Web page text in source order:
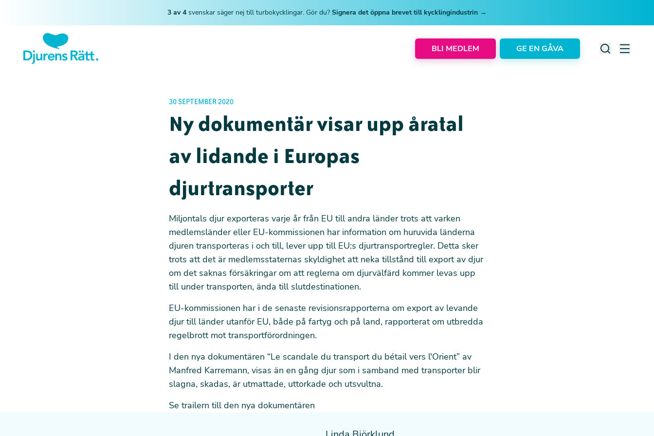
3 av 4 svenskar säger nej till turbokycklingar. Gör du? Signera det öppna brevet till kycklingindustrin →
BLI MEDLEM GE EN GÅVA
30 SEPTEMBER 2020
Ny dokumentär visar upp åratal
av lidande i Europas
djurtransporter
Miljontals djur exporteras varje år från EU till andra länder trots att varken
medlemsländer eller EU-kommissionen har information om huruvida länderna
djuren transporteras i och till, lever upp till EU:s djurtransportregler. Detta sker
trots att det är medlemsstaternas skyldighet att neka tillstånd till export av djur
om det saknas försäkringar om att reglerna om djurvälfärd kommer levas upp
till under transporten, ända till slutdestinationen.
EU-kommissionen har i de senaste revisionsrapporterna om export av levande
djur till länder utanför EU, både på fartyg och på land, rapporterat om utbredda
regelbrott mot transportförordningen.
I den nya dokumentären “Le scandale du transport du bétail vers l'Orient” av
Manfred Karremann, visas än en gång djur som i samband med transporter blir
slagna, skadas, är utmattade, uttorkade och utsvultna.
Se trailern till den nya dokumentären